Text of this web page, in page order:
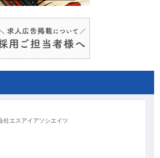
社エスアイアソシエイツ